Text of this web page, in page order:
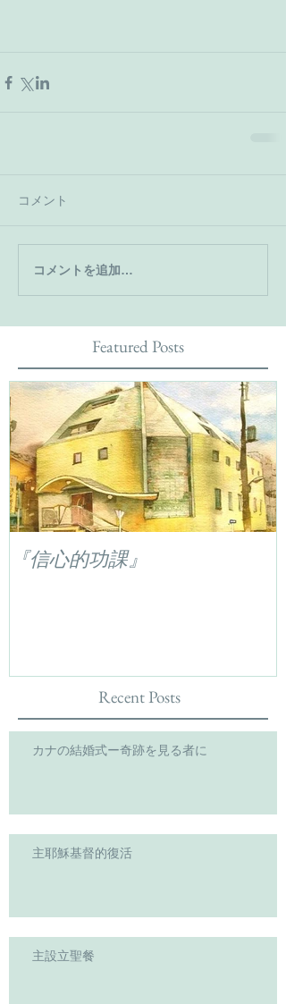
コメント
コメントを追加…
Featured Posts
『信心的功課』
Recent Posts
カナの結婚式ー奇跡を見る者に
主耶穌基督的復活
主設立聖餐